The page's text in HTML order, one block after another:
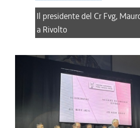
Il presidente del Cr Fvg,
a Rivolto